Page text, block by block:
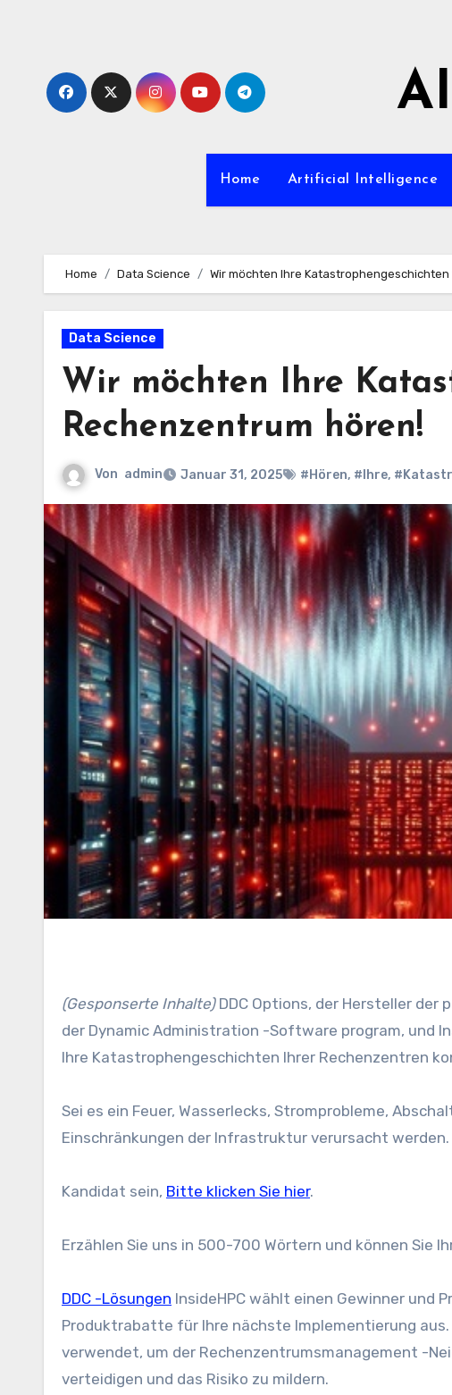
Home Artificial Intelligence
Home Data Science Wir möchten Ihre
Data Science
Wir möchten Ihre
Rechenzentrum hören!
Von admin Januar 31, 2025 #Hören, #Ihre,
(Gesponserte Inhalte)DDC Options, der Hersteller
der Dynamic Administration -Software program, und
Ihre Katastrophengeschichten Ihrer Rechenzentren
Sei es ein Feuer, Wasserlecks, Stromprobleme,
Einschränkungen der Infrastruktur verursacht werden.
Kandidat sein, Bitte klicken Sie hier.
Erzählen Sie uns in 500-700 Wörtern und können Sie
DDC -Lösungen InsideHPC wählt einen Gewinner und
Produktrabatte für Ihre nächste Implementierung
verwendet, um der Rechenzentrumsmanagement -
verteidigen und das Risiko zu mildern.